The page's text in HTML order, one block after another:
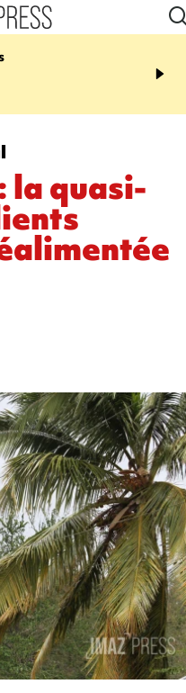
07:08
Orchidées pourrait
conséquences pour les
la quasi-